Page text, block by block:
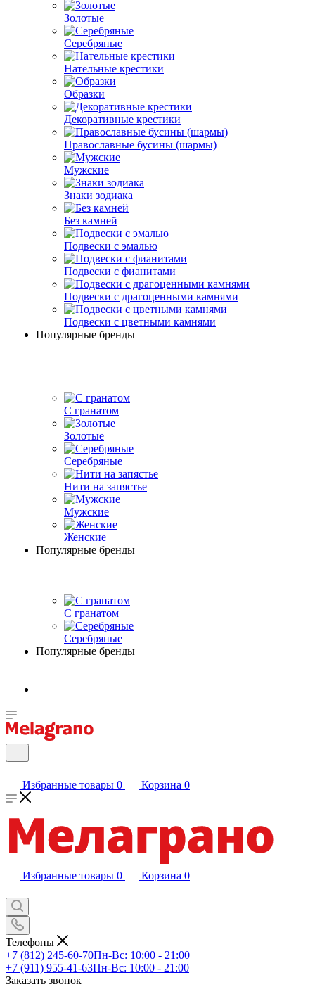
Золотые
Серебряные
Нательные крестики
Образки
Декоративные крестики
Православные бусины (шармы)
Мужские
Знаки зодиака
Без камней
Подвески с эмалью
Подвески с фианитами
Подвески с драгоценными камнями
Подвески с цветными камнями
Популярные бренды
С гранатом
Золотые
Серебряные
Нити на запястье
Мужские
Женские
Популярные бренды
С гранатом
Серебряные
Популярные бренды
Избранные товары 0 Корзина 0
Избранные товары 0 Корзина 0
Телефоны
+7 (812) 245-60-70Пн-Вс: 10:00 - 21:00
+7 (911) 955-41-63Пн-Вс: 10:00 - 21:00
Заказать звонок